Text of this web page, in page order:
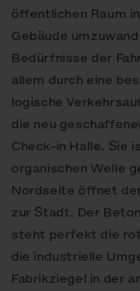
öffentlichen Raum
Gebäude
Bedürfnisse der
allem durch eine
logische
die neu
Check-in Halle. Sie
organischen Welle
Nordseite öffnet
zur Stadt. Der
steht perfekt die
die industrielle
Fabrikziegel in der